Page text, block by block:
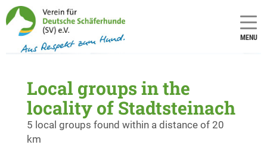
MENU
Local groups in the
locality of Stadtsteinach
5 local groups found within a distance of 20
km